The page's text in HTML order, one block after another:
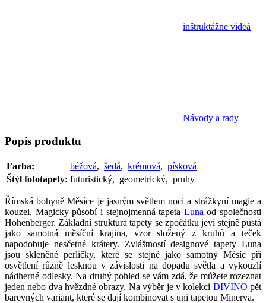
inštruktážne videá
Návody a rady
Popis produktu
Farba: béžová, šedá, krémová, písková
Štýl fototapety: futuristický, geometrický, pruhy
Římská bohyně Měsíce je jasným světlem noci a strážkyní magie a
kouzel. Magicky působí i stejnojmenná tapeta Luna od společnosti
Hohenberger. Základní struktura tapety se zpočátku jeví stejně pustá
jako samotná měsíční krajina, vzor složený z kruhů a teček
napodobuje nesčetné krátery. Zvláštností designové tapety Luna
jsou skleněné perličky, které se stejně jako samotný Měsíc při
osvětlení různě lesknou v závislosti na dopadu světla a vykouzlí
nádherné odlesky. Na druhý pohled se vám zdá, že můžete rozeznat
jeden nebo dva hvězdné obrazy. Na výběr je v kolekci DIVINO pět
barevných variant, které se dají kombinovat s uni tapetou Minerva.